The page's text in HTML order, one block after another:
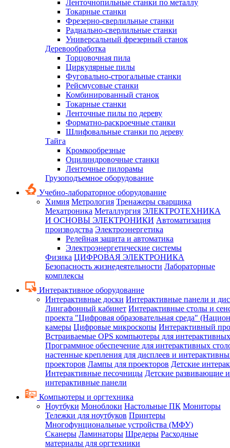
Ленточнопильные станки по металлу
Токарные станки
Фрезерно-сверлильные станки
Радиально-сверлильные станки
Универсальный фрезерный станок
Деревообработка
Торцовочная пила
Циркулярные пилы
Фуговально-строгальные станки
Рейсмусовые станки
Комбинированный станок
Токарные станки
Ленточные пилы по дереву
Форматно-раскроечные станки
Шлифовальные станки по дереву
Тайга
Кромкообрезные
Оцилиндровочные станки
Ленточные пилорамы
Грузоподъемное оборудование
Учебно-лабораторное оборудование
Химия Метрология Тренажеры сварщика
Мехатроника Металлургия ЭЛЕКТРОТЕХНИКА
И ОСНОВЫ ЭЛЕКТРОНИКИ Автоматизация
производства Электроэнергетика
Релейная защита и автоматика
Электроэнергетические системы
Физика ЦИФРОВАЯ ЭЛЕКТРОНИКА
Безопасность жизнедеятельности Лабораторные
комплексы
Интерактивное оборудование
Интерактивные доски Интерактивные панели и
Лингафонный кабинет Интерактивные столы и
проекта "Цифровая образовательная среда"
камеры Цифровые микроскопы Интерактивный
Встраиваемые OPS компьютеры для
Программное обеспечение для интерактивных
настенные крепления для дисплеев и
проекторов Лампы для проекторов Детские
Интерактивные песочницы Детские развивающие
интерактивные панели
Компьютеры и оргтехника
Ноутбуки Моноблоки Настольные ПК Мониторы
Тележки для ноутбуков Принтеры
Многофунциональные устройства (МФУ)
Сканеры Ламинаторы Шредеры Расходные
материалы для оргтехники